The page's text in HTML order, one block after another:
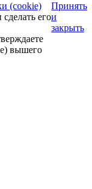
(cookie)
его
вышего
Принять
и
закрыть